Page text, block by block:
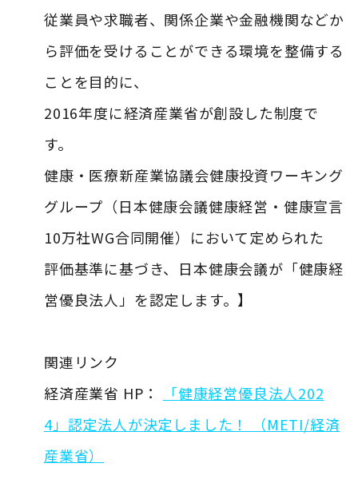
従業員や求職者、関係企業や金融機関などか
ら評価を受けることができる環境を整備する
ことを目的に、
2016年度に経済産業省が創設した制度で
す。
健康・医療新産業協議会健康投資ワーキング
グループ（日本健康会議健康経営・健康宣言
10万社WG合同開催）において定められた
評価基準に基づき、日本健康会議が「健康経
営優良法人」を認定します。】
関連リンク
経済産業省 HP：
「健康経営優良法人202
4」認定法人が決定しました！ （METI/経済
産業省）